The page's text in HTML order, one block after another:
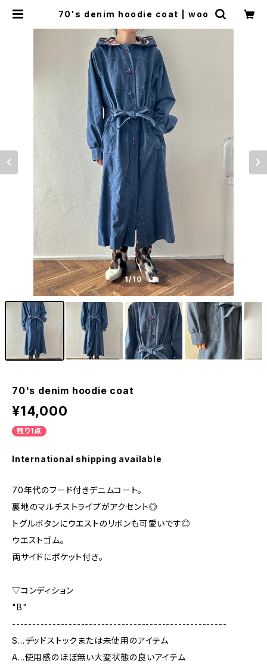
70's denim hoodie coat | woo
1/10
70's denim hoodie coat
¥14,000
残り1点
International shipping available
70年代のフード付きデニムコート。
裏地のマルチストライプがアクセント◎
トグルボタンにウエストのリボンも可愛いです◎
ウエストゴム。
両サイドにポケット付き。
▽コンディション
"B"
-----------------------------------------------------
S…デッドストックまたは未使用のアイテム
A…使用感のほぼ無い大変状態の良いアイテム